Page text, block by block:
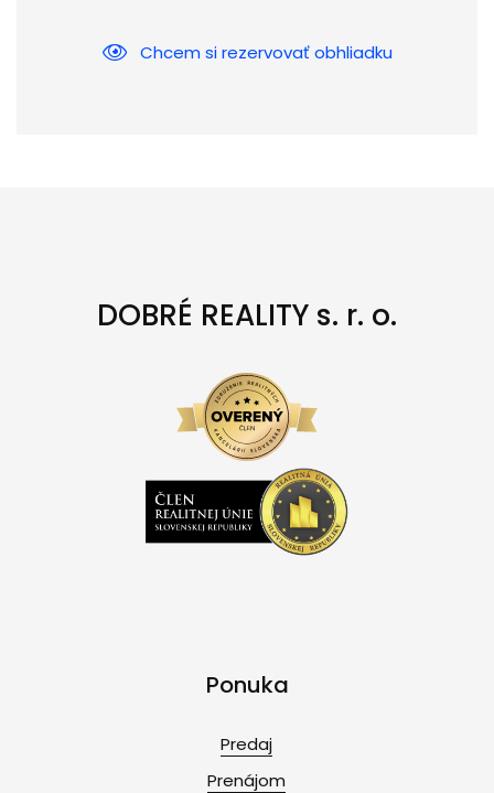
Chcem si rezervovať obhliadku
DOBRÉ REALITY s. r. o.
Ponuka
Predaj
Prenájom